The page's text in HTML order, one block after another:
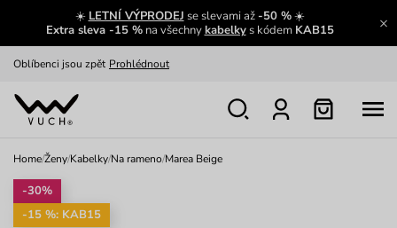
☀️ LETNÍ VÝPRODEJ se slevami až -50 %☀️
Extra sleva -15 %na všechnykabelkys kódem KAB15
Výměna a vrácení zdarma Zobrazit
Oblíbenci jsou zpět Prohlédnout
Nech se inspirovat
Home/Ženy/Kabelky/Na rameno/Marea Beige
-30%
-15 %: KAB15